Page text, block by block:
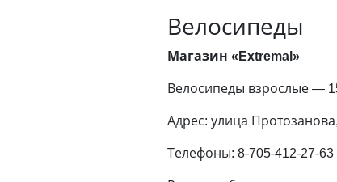
Велосипеды
Магазин «Extremal»
Велосипеды взрослые —
Адрес: улица
Телефоны: 8-705-412-27-63